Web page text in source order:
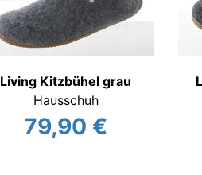
Living Kitzbühel grau
Hausschuh
79,90 €